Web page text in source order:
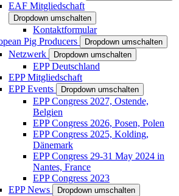
EAF Mitgliedschaft
Dropdown umschalten
Kontaktformular
Pig Producers
Dropdown umschalten
Netzwerk Dropdown umschalten
EPP Deutschland
EPP Mitgliedschaft
EPP Events
Dropdown umschalten
EPP Congress 2027, Ostende,
Belgien
EPP Congress 2026, Posen, Polen
EPP Congress 2025, Kolding,
Dänemark
EPP Congress 29-31 May 2024 in
Nantes, France
EPP Congress 2023
EPP News
Dropdown umschalten